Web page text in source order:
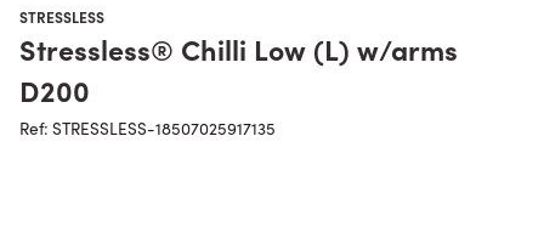
STRESSLESS
Stressless® Chilli Low (L) w/arms
D200
Ref: STRESSLESS-18507025917135